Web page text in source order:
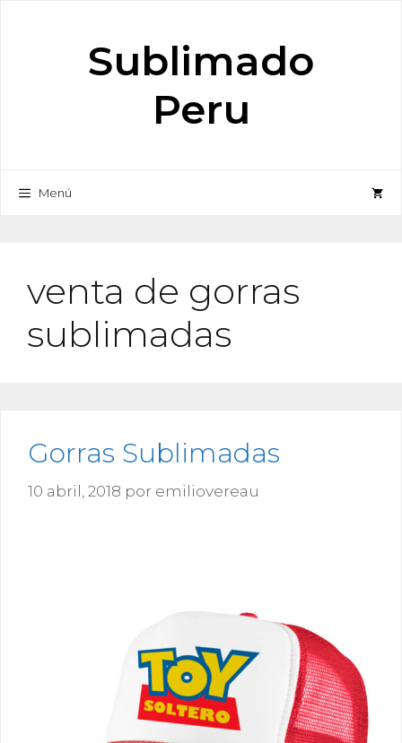
Sublimado
Peru
Menú
venta de gorras
sublimadas
Gorras Sublimadas
10 abril, 2018 por emiliovereau